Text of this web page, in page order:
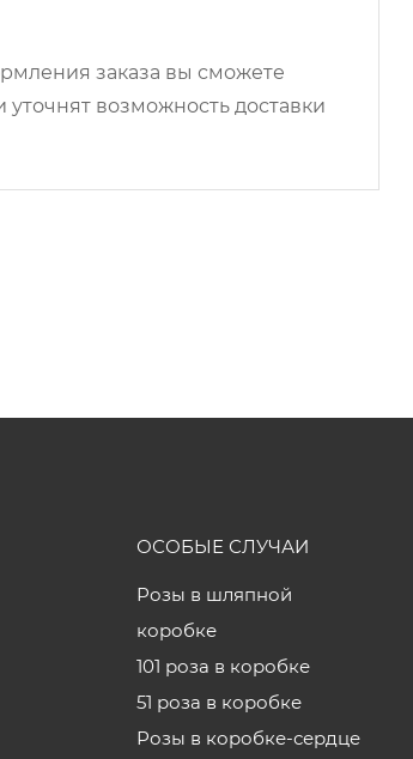
заказа вы сможете
возможность доставки
ОСОБЫЕ СЛУЧАИ
Розы в шляпной
коробке
101 роза в коробке
51 роза в коробке
Розы в коробке-сердце